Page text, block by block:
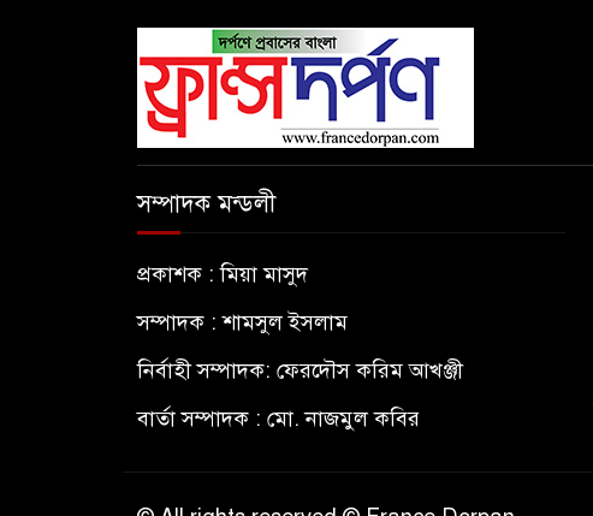
সম্পাদক মন্ডলী
প্রকাশক : মিয়া মাসুদ
সম্পাদক : শামসুল ইসলাম
নির্বাহী সম্পাদক: ফেরদৌস করিম আখঞ্জী
বার্তা সম্পাদক : মো. নাজমুল কবির